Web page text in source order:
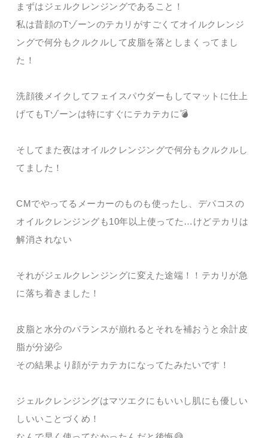
まずはジェルクレンジングであること！
私は昔顔のTゾーンのテカリがすごくてオイルクレンジ
ングで何分もクルクルして皮脂を落としまくってまし
た！
洗顔後メイクしてフェイスパウダーもしてマットに仕上
げてもTゾーンは特にすぐにテカテカに💣
そしてまた夜はオイルクレンジングで何分もクルクルし
てました！
CMでやってるメーカーのものも使ったし、デパコスの
オイルクレンジングも10年以上使ってた…けどテカリは
解消されない
それがジェルクレンジングに変えた途端！！テカリが急
に落ち着きました！
皮脂と水分のバランスが崩れるとそれを補おうと余計皮
脂が分泌💦
その結果より顔がテカテカになってたみたいです！
ジェルクレンジングはマツエクにもいいし肌にも優しい
しいいことづくめ！